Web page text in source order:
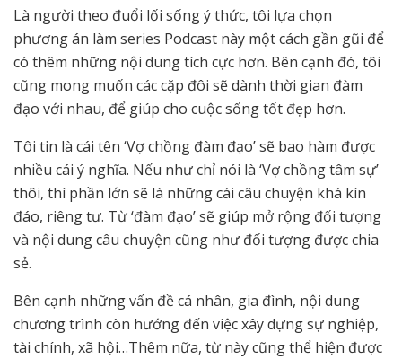
Là người theo đuổi lối sống ý thức, tôi lựa chọn
phương án làm series Podcast này một cách gần gũi để
có thêm những nội dung tích cực hơn. Bên cạnh đó, tôi
cũng mong muốn các cặp đôi sẽ dành thời gian đàm
đạo với nhau, để giúp cho cuộc sống tốt đẹp hơn.
Tôi tin là cái tên ‘Vợ chồng đàm đạo’ sẽ bao hàm được
nhiều cái ý nghĩa. Nếu như chỉ nói là ‘Vợ chồng tâm sự’
thôi, thì phần lớn sẽ là những cái câu chuyện khá kín
đáo, riêng tư. Từ ‘đàm đạo’ sẽ giúp mở rộng đối tượng
và nội dung câu chuyện cũng như đối tượng được chia
sẻ.
Bên cạnh những vấn đề cá nhân, gia đình, nội dung
chương trình còn hướng đến việc xây dựng sự nghiệp,
tài chính, xã hội…Thêm nữa, từ này cũng thể hiện được